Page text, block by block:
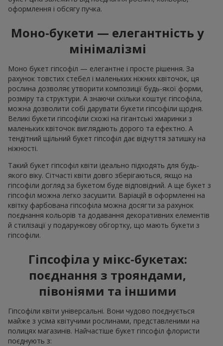
оформлення і обсягу пучка.
Моно-букети — елегантність у
мінімалізмі
Моно букет гіпсофіл — елегантне і просте рішення. За
рахунок товстих стебел і маленьких ніжних квіточок, ця
рослина дозволяє утворити композиції будь-якої форми,
розміру та структури. А знаючи скільки коштує гіпсофіла,
можна дозволити собі дарувати букети гіпсофіли щодня.
Великі букети гіпсофіли схожі на гігантські хмаринки з
маленьких квіточок виглядають дорого та ефектно. А
тендітний щільний букет гіпсофіл дає відчуття затишку на
ніжності.
Такий букет гіпсофіл квіти ідеально підходять для будь-
якого віку. Сітчасті квіти довго зберігаються, якщо на
гіпсофіли догляд за букетом буде відповідний. А ще букет з
гіпсофіл можна легко засушити. Варіацій в оформленні на
квітку фарбована гіпсофіла можна досягти за рахунок
поєднання кольорів та додавання декоративних елементів
й стилізації у подарункову обгортку, що мають букети з
гіпсофіли.
Гіпсофіла у мікс-букетах:
поєднання з трояндами,
півоніями та іншими
Гіпсофіли квіти універсальні. Вони чудово поєднується
майже з усіма квітучими рослинами, представленими на
полицях магазинів. Найчастіше букет гіпсофіл флористи
поєднують з: